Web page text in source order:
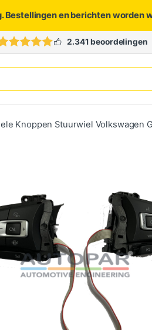
en berichten
2.341 beoordelingen
Knoppen Stuurwiel Volkswagen